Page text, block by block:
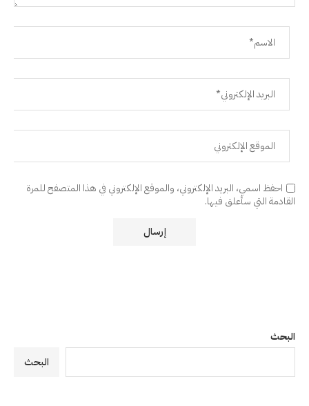
احفظ اسمي، البريد الإلكتروني، والموقع الإلكتروني في هذا المتصفح للمرة
القادمة التي سأعلق فيها.
البحث
البحث